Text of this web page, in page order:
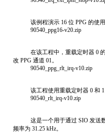
该例程演示 16 位 PPG 的使用
90540_ppg16-v20.zip
在该工程中，重载定时器 0 的
改 PPG 通道 01。
90540_ppg_rlt_irq-v10.zip
该工程使用重载定时器 0 和 1
90540_rlt_irq-v10.zip
这是一个用于通过 SIO 发送数
频率为 31.25 kHz。